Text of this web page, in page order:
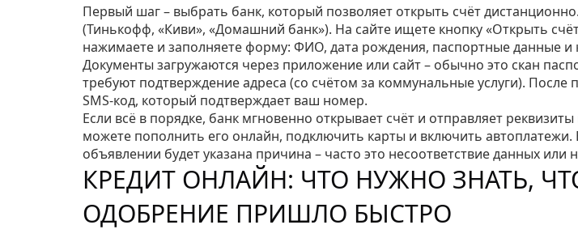
Первый шаг – выбрать банк, который позволяет открыть счёт
(Тинькофф, «Киви», «Домашний банк»). На сайте ищете кнопку «Открыть
нажимаете и заполняете форму: ФИО, дата рождения, паспортные данные и
Документы загружаются через приложение или сайт – обычно это скан
требуют подтверждение адреса (со счётом за коммунальные услуги). После
SMS‑код, который подтверждает ваш номер.
Если всё в порядке, банк мгновенно открывает счёт и отправляет
можете пополнить его онлайн, подключить карты и включить автоплатежи.
объявлении будет указана причина – часто это несоответствие данных
КРЕДИТ ОНЛАЙН: ЧТО НУЖНО ЗНАТЬ,
ОДОБРЕНИЕ ПРИШЛО БЫСТРО